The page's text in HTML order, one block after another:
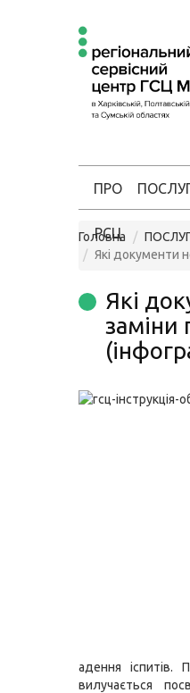
ПРО
РСЦ
Головна
Які документи
Які
заміни
адення іспитів.
вилучається